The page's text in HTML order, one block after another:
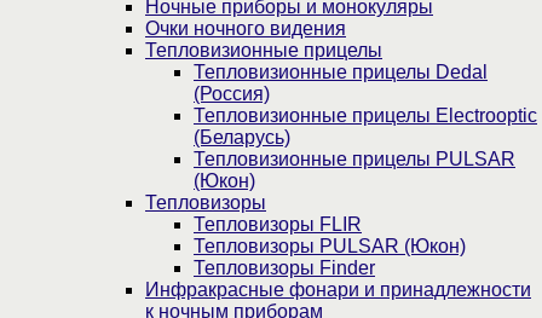
Ночные приборы и монокуляры
Очки ночного видения
Тепловизионные прицелы
Тепловизионные прицелы Dedal
(Россия)
Тепловизионные прицелы Electrooptic
(Беларусь)
Тепловизионные прицелы PULSAR
(Юкон)
Тепловизоры
Тепловизоры FLIR
Тепловизоры PULSAR (Юкон)
Тепловизоры Finder
Инфракрасные фонари и принадлежности
к ночным приборам